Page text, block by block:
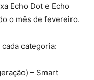
Echo Dot e Echo
o mês de fevereiro.
categoria:
– Smart